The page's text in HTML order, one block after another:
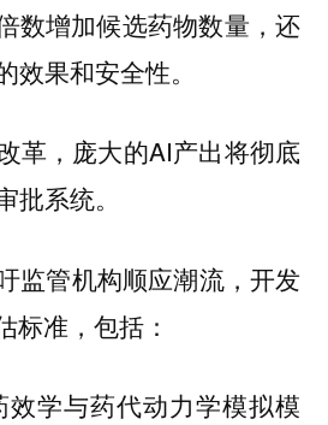
数增加候选药物数量，还
效果和安全性。
革，庞大的AI产出将彻底
系统。
监管机构顺应潮流，开发
标准，包括：
学与药代动力学模拟模